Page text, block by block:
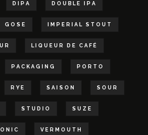
DIPA DOUBLE IPA
GOSE IMPERIAL STOUT
LIQUEUR DE CAFÉ
PACKAGING PORTO
RYE SAISON SOUR
STUDIO SUZE
VERMOUTH